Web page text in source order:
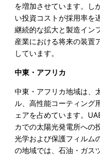
を増加させています。し
い投資コストが採用率を
継続的な拡大と製造イン
産業における将来の装置
しています。
中東・アフリカ
中東・アフリカ地域は、
ル、高性能コーティング
ェアを占めています。
カでの太陽光発電所への
光学および保護フィルム
の地域では、石油・ガス